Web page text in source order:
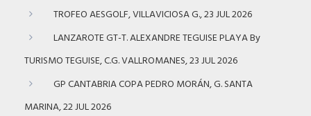
TROFEO AESGOLF, VILLAVICIOSA G., 23 JUL 2026
LANZAROTE GT-T. ALEXANDRE TEGUISE PLAYA By
TURISMO TEGUISE, C.G. VALLROMANES, 23 JUL 2026
GP CANTABRIA COPA PEDRO MORÁN, G. SANTA
MARINA, 22 JUL 2026